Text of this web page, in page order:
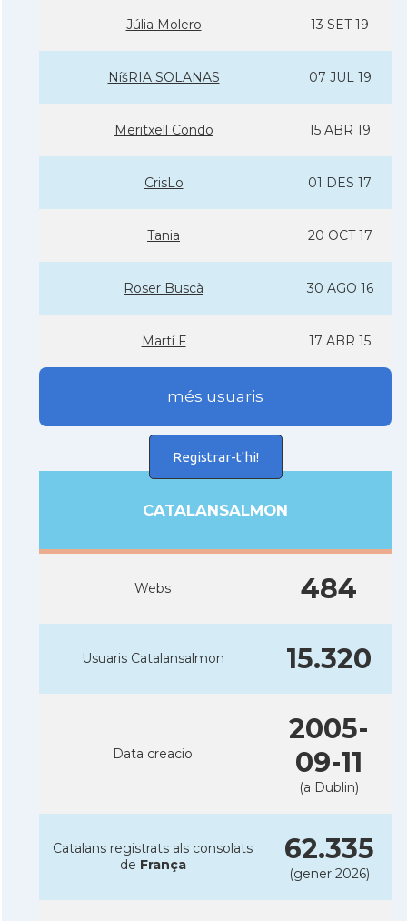
Júlia Molero 13 SET 19
NíšRIA SOLANAS 07 JUL 19
Meritxell Condo 15 ABR 19
CrisLo 01 DES 17
Tania 20 OCT 17
Roser Buscà 30 AGO 16
Martí­ F 17 ABR 15
més usuaris
Registrar-t'hi!
CATALANSALMON
Webs 484
Usuaris Catalansalmon 15.320
Data creacio
2005-
09-11
(a Dublin)
Catalans registrats als consolats
de França 62.335
(gener 2026)